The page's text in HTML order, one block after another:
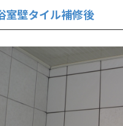
室壁タイル補修後